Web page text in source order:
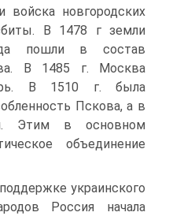
войска новгородских
В 1478 г земли
пошли в состав
В 1485 г. Москва
В 1510 г. была
Пскова, а в
Этим в основном
объединение
украинского
Россия начала